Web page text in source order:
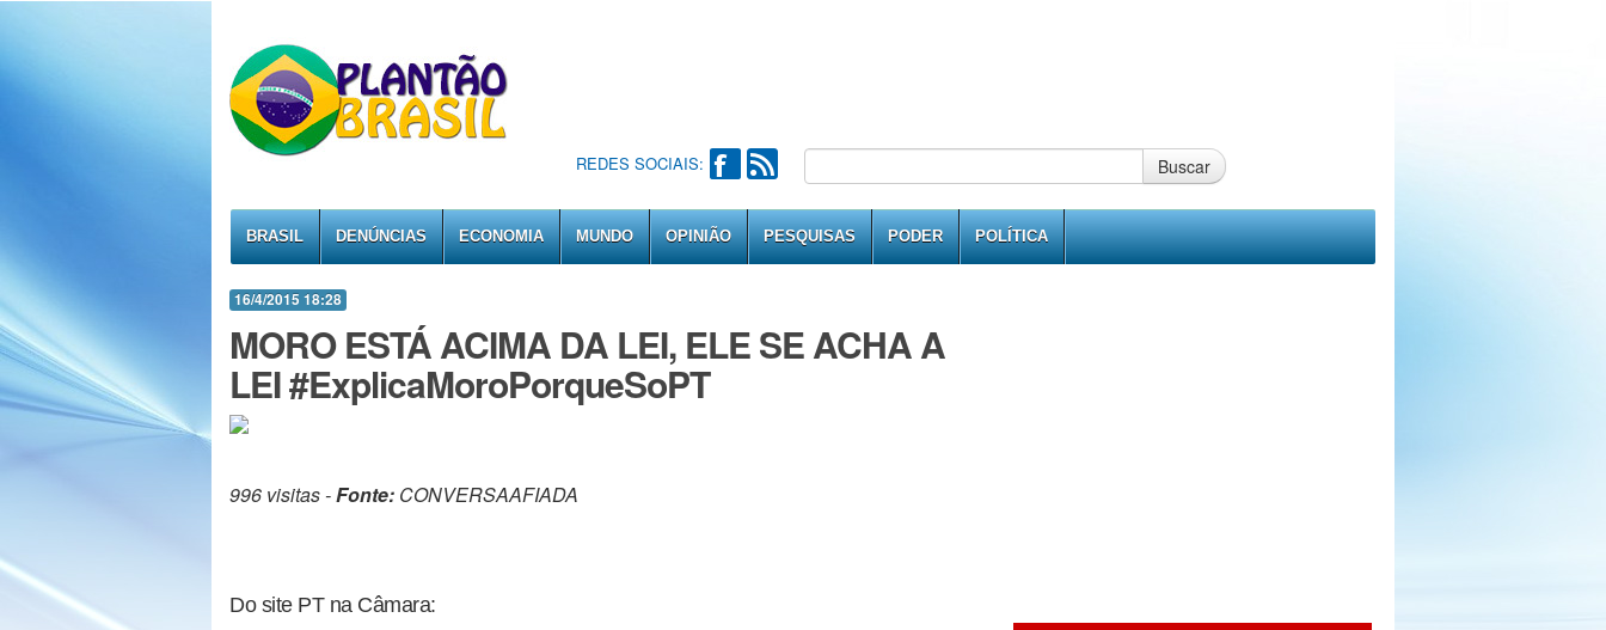
REDES SOCIAIS: Buscar
BRASIL DENÚNCIAS ECONOMIA MUNDO OPINIÃO PESQUISAS PODER POLÍTICA
16/4/2015 18:28
MORO ESTÁ ACIMA DA LEI, ELE SE ACHA A
LEI #ExplicaMoroPorqueSoPT
996 visitas -Fonte: CONVERSAAFIADA
Do site PT na Câmara: